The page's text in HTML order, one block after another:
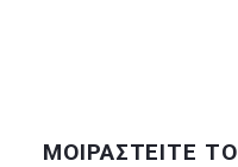
ΜΟΙΡΑΣΤΕΙΤΕ ΤΟ